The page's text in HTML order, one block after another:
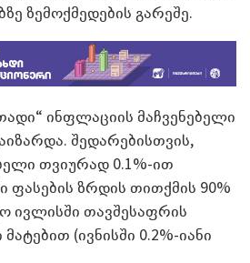
ზემოქმედების გარეშე.
ინფლაციის მაჩვენებელი
შედარებისთვის,
თვიურად 0.1%-ით
ფასების ზრდის თითქმის 90%
ივლისში თავშესაფრის
(ივნისში 0.2%-იანი